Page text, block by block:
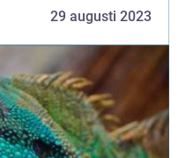
är asiatiska lejon en
29 augusti 2023